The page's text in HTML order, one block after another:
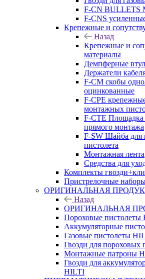
F-CN BULLETS
F-CNS
Крепежные и
Назад
Крепежные и
материалы
Демпферные
Держатели
F-CM скобы
оцинкованные
F-CPE
монтажных
F-CTE Площадка
прямого монтажа
F-SW Шайба для
пистолета
Монтажная лента
Средства для
Комплекты
Пристрелочные
ОРИГИНАЛЬНАЯ
Назад
ОРИГИНАЛЬНАЯ
Пороховые пистолеты
Аккумуляторные
Газовые пистолеты
Гвозди для пороховых
Монтажные патроны
Гвозди для
HILTI